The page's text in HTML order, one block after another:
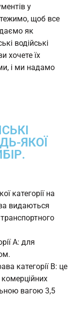
у
щоб все
як
водійські
хочете їх
і ми надамо
ЯКОЇ
категорії на
видаються
A: для
категорії B: це
комерційних
вагою 3,5